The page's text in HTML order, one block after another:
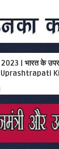
2023 | भारत के
Uprashtrapati